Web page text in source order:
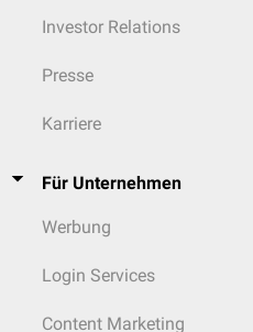
Investor Relations
Presse
Karriere
Für Unternehmen
Werbung
Login Services
Content Marketing